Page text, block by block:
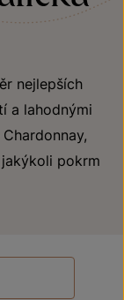
nejlepších
a lahodnými
pokrm